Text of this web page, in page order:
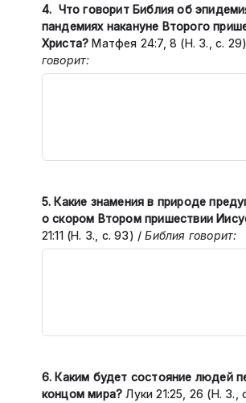
4. Что говорит Библия об
пандемиях накануне Второго
Христа?Матфея 24:7, 8 (Н. З., с.
говорит:
5.Какие знамения в природе
о скором Втором пришествии
21:11 (Н. З., с. 93) /Библия говорит:
6. Каким будет состояние людей
концом мира?Луки 21:25, 26 (Н. З.,